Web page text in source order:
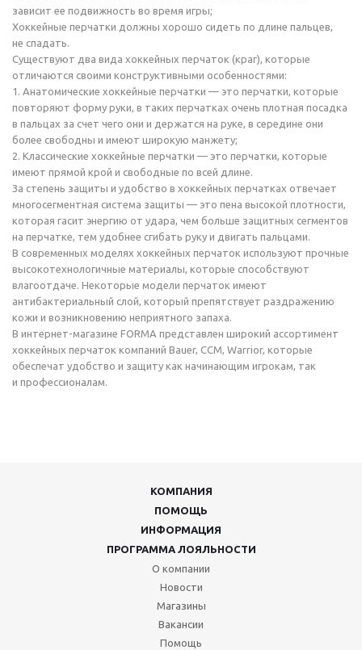
зависит ее подвижность во время игры;
Хоккейные перчатки должны хорошо сидеть по длине пальцев,
не спадать.
Существуют два вида хоккейных перчаток (краг), которые
отличаются своими конструктивными особенностями:
1. Анатомические хоккейные перчатки — это перчатки, которые
повторяют форму руки, в таких перчатках очень плотная посадка
в пальцах за счет чего они и держатся на руке, в середине они
более свободны и имеют широкую манжету;
2. Классические хоккейные перчатки — это перчатки, которые
имеют прямой крой и свободные по всей длине.
За степень защиты и удобство в хоккейных перчатках отвечает
многосегментная система защиты — это пена высокой плотности,
которая гасит энергию от удара, чем больше защитных сегментов
на перчатке, тем удобнее сгибать руку и двигать пальцами.
В современных моделях хоккейных перчаток используют прочные
высокотехнологичные материалы, которые способствуют
влагоотдаче. Некоторые модели перчаток имеют
антибактериальный слой, который препятствует раздражению
кожи и возникновению неприятного запаха.
В интернет-магазине FORMA представлен широкий ассортимент
хоккейных перчаток компаний Bauer, CCM, Warrior, которые
обеспечат удобство и защиту как начинающим игрокам, так
и профессионалам.
КОМПАНИЯ
ПОМОЩЬ
ИНФОРМАЦИЯ
ПРОГРАММА ЛОЯЛЬНОСТИ
О компании
Новости
Магазины
Вакансии
Помощь